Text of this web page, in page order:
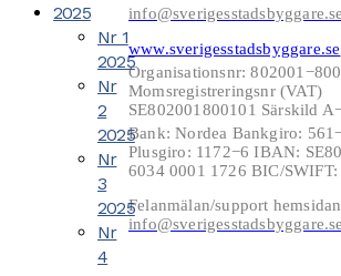
2025
Nr 1
2025
Nr
2
2025
Nr
3
2025
Nr
4
info@sverigesstadsbyggare.se
www.sverigesstadsbyggare.se
Organisationsnr:
Momsregistreringsnr (VAT)
SE802001800101 Särskild
Bank: Nordea Bankgiro:
Plusgiro: 1172−6 IBAN:
6034 0001 1726 BIC/SWIFT:
Felanmälan/support
info@sverigesstadsbyggare.se